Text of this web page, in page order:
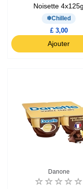
Noisette 4x125g
Chilled
£ 3,00
Ajouter
Danone